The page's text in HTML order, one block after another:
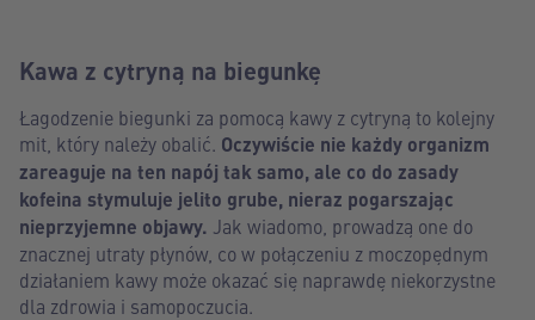
Kawa z cytryną na biegunkę
Łagodzenie biegunki za pomocą kawy z cytryną to kolejny
mit, który należy obalić. Oczywiście nie każdy organizm
zareaguje na ten napój tak samo, ale co do zasady
kofeina stymuluje jelito grube, nieraz pogarszając
nieprzyjemne objawy. Jak wiadomo, prowadzą one do
znacznej utraty płynów, co w połączeniu z moczopędnym
działaniem kawy może okazać się naprawdę niekorzystne
dla zdrowia i samopoczucia.